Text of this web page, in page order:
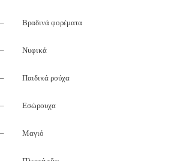
– Βραδινά φορέματα
– Νυφικά
– Παιδικά ρούχα
– Εσώρουχα
– Μαγιό